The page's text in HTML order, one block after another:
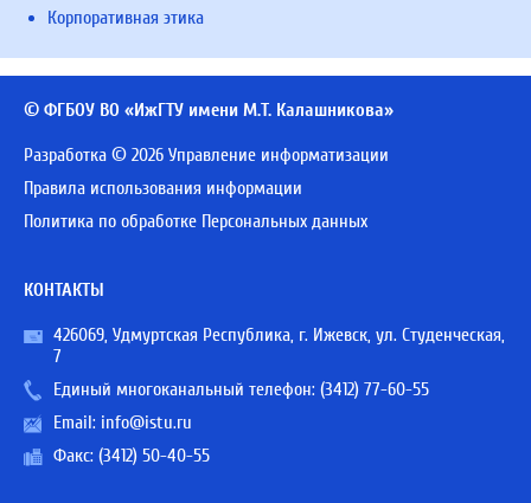
Корпоративная этика
© ФГБОУ ВО «ИжГТУ имени М.Т. Калашникова»
Разработка © 2026 Управление информатизации
Правила использования информации
Политика по обработке Персональных данных
КОНТАКТЫ
426069, Удмуртская Республика, г. Ижевск, ул. Студенческая,
7
Единый многоканальный телефон: (3412) 77-60-55
Email: info@istu.ru
Факс: (3412) 50-40-55